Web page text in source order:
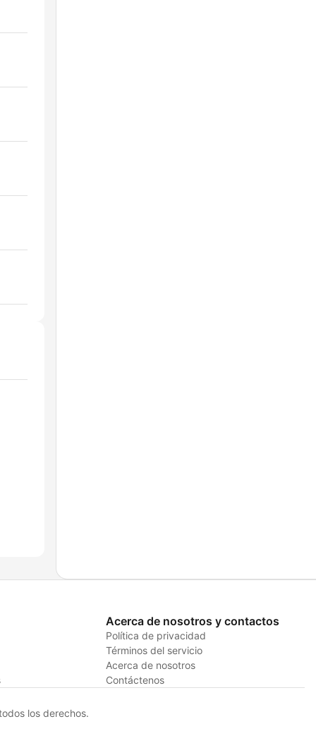
Acerca de nosotros y contactos
Política de privacidad
Términos del servicio
Acerca de nosotros
Contáctenos
los derechos.